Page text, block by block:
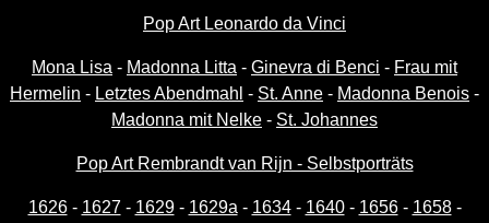
Pop Art Leonardo da Vinci
Mona Lisa - Madonna Litta - Ginevra di Benci - Frau mit
Hermelin - Letztes Abendmahl - St. Anne - Madonna Benois -
Madonna mit Nelke - St. Johannes
Pop Art Rembrandt van Rijn - Selbstporträts
1626- 1627- 1629- 1629a - 1634- 1640- 1656- 1658-